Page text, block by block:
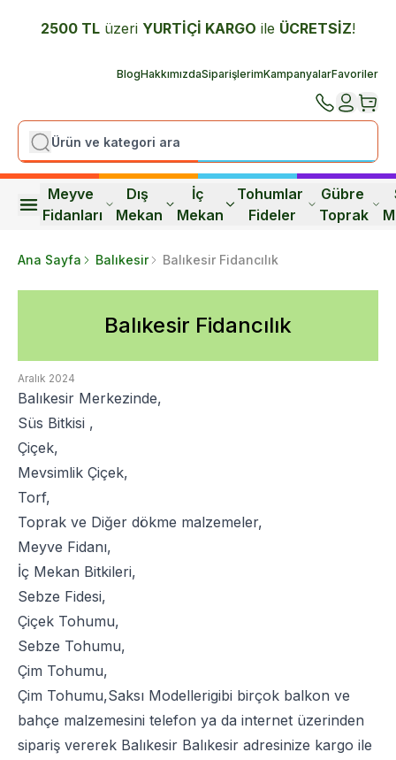
2500 TL üzeri YURTİÇİ KARGO ile ÜCRETSİZ!
BlogHakkımızdaSiparişlerimKampanyalarFavoriler
Meyve
Fidanları
Dış
Mekan
İç
Mekan
Tohumlar
Fideler
Gübre
Toprak
Ana Sayfa Balıkesir Balıkesir Fidancılık
Balıkesir Fidancılık
Aralık 2024
Balıkesir Merkezinde,
Süs Bitkisi ,
Çiçek,
Mevsimlik Çiçek,
Torf,
Toprak ve Diğer dökme malzemeler,
Meyve Fidanı,
İç Mekan Bitkileri,
Sebze Fidesi,
Çiçek Tohumu,
Sebze Tohumu,
Çim Tohumu,
Çim Tohumu,Saksı Modellerigibi birçok balkon ve
bahçe malzemesini telefon ya da internet üzerinden
sipariş vererek Balıkesir Balıkesir adresinize kargo ile